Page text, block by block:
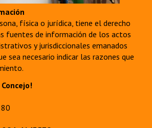
física o jurídica, tiene el derecho
fuentes de información de los actos
y jurisdiccionales emanados
sea necesario indicar las razones que